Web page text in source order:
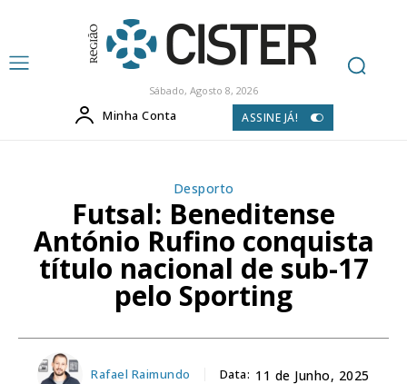
Sábado, Agosto 8, 2026
Minha Conta ASSINE JÁ!
Desporto
Futsal: Beneditense
António Rufino conquista
título nacional de sub-17
pelo Sporting
Rafael Raimundo Data: 11 de Junho, 2025